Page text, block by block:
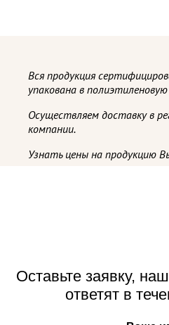
Вся продукция
упакована в полиэтиленовую
Осуществляем доставку в
компании.
Узнать цены на продукцию
Оставьте заявку,
ответят в